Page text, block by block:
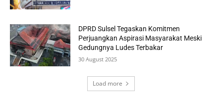
DPRD Sulsel Tegaskan Komitmen
Perjuangkan Aspirasi Masyarakat Meski
Gedungnya Ludes Terbakar
30 August 2025
Load more